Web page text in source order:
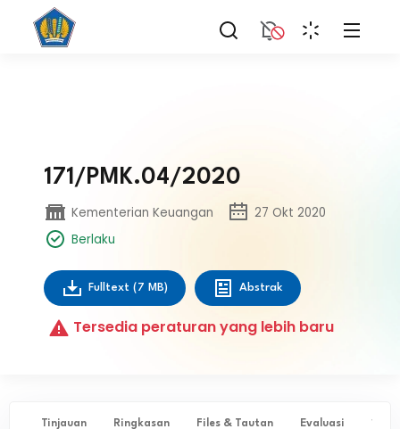
171/PMK.04/2020
Kementerian Keuangan
27 Okt 2020
Berlaku
Fulltext (7 MB) Abstrak
Tersedia peraturan yang lebih baru
Tinjauan Ringkasan Files & Tautan Evaluasi ✨